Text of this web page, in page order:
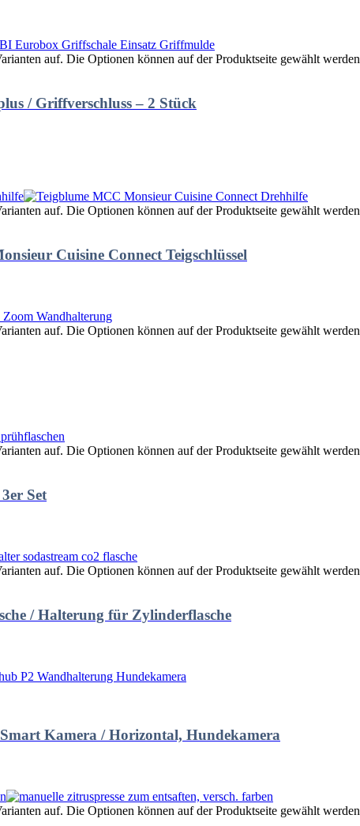
auf. Die Optionen können auf der Produktseite gewählt werden
/ Griffverschluss – 2 Stück
auf. Die Optionen können auf der Produktseite gewählt werden
Cuisine Connect Teigschlüssel
auf. Die Optionen können auf der Produktseite gewählt werden
auf. Die Optionen können auf der Produktseite gewählt werden
Set
auf. Die Optionen können auf der Produktseite gewählt werden
/ Halterung für Zylinderflasche
Kamera / Horizontal, Hundekamera
auf. Die Optionen können auf der Produktseite gewählt werden